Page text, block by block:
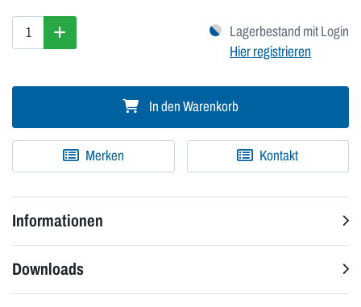
Lagerbestand mit Login
Hier registrieren
In den Warenkorb
Merken Kontakt
Informationen
Downloads